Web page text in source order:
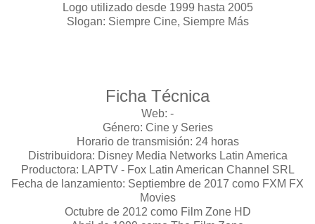
Logo utilizado desde 1999 hasta 2005
Slogan: Siempre Cine, Siempre Más
Ficha Técnica
Web: -
Género: Cine y Series
Horario de transmisión: 24 horas
Distribuidora: Disney Media Networks Latin America
Productora: LAPTV - Fox Latin American Channel SRL
Fecha de lanzamiento: Septiembre de 2017 como FXM FX
Movies
Octubre de 2012 como Film Zone HD